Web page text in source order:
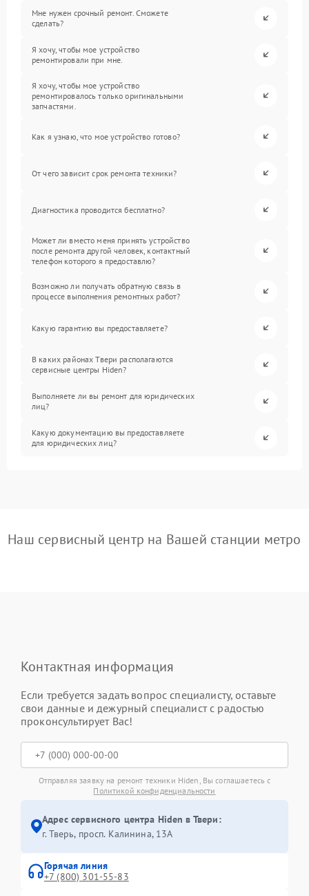
Мне нужен срочный ремонт. Сможете
сделать?
Я хочу, чтобы мое устройство
ремонтировали при мне.
Я хочу, чтобы мое устройство
ремонтировалось только оригинальными
запчастями.
Как я узнаю, что мое устройство готово?
От чего зависит срок ремонта техники?
Диагностика проводится бесплатно?
Может ли вместо меня принять устройство
после ремонта другой человек, контактный
телефон которого я предоставлю?
Возможно ли получать обратную связь в
процессе выполнения ремонтных работ?
Какую гарантию вы предоставляете?
В каких районах Твери располагаются
сервисные центры Hiden?
Выполняете ли вы ремонт для юридических
лиц?
Какую документацию вы предоставляете
для юридических лиц?
Наш сервисный центр на Вашей станции метро
Контактная информация
Если требуется задать вопрос специалисту, оставьте
свои данные и дежурный специалист с радостью
проконсультирует Вас!
Отправляя заявку на ремонт техники Hiden, Вы соглашаетесь с
Политикой конфиденциальности
Адрес сервисного центра Hiden в Твери:
г. Тверь, просп. Калинина, 13А
Горячая линия
+7 (800) 301-55-83